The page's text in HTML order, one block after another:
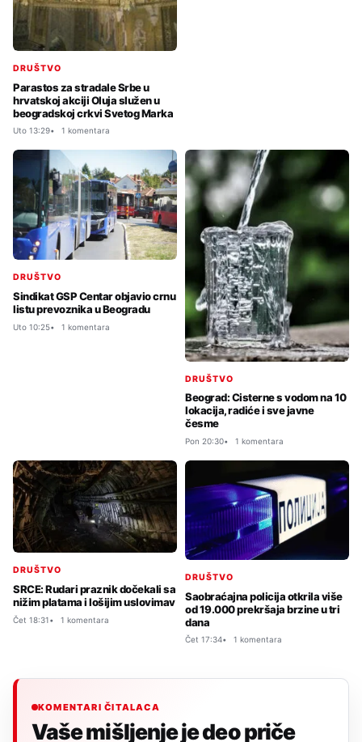
DRUŠTVO
Parastos za stradale Srbe u
hrvatskoj akciji Oluja služen u
beogradskoj crkvi Svetog Marka
Uto 13:29 1 komentara
DRUŠTVO
Sindikat GSP Centar objavio crnu
listu prevoznika u Beogradu
Uto 10:25 1 komentara
DRUŠTVO
Beograd: Cisterne s vodom na 10
lokacija, radiće i sve javne
česme
Pon 20:30 1 komentara
DRUŠTVO
SRCE: Rudari praznik dočekali sa
nižim platama i lošijim uslovimav
Čet 18:31 1 komentara
DRUŠTVO
Saobraćajna policija otkrila više
od 19.000 prekršaja brzine u tri
dana
Čet 17:34 1 komentara
KOMENTARI ČITALACA
Vaše mišljenje je deo priče